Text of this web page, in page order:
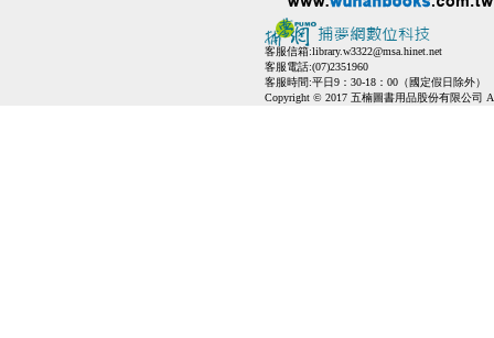
客服信箱:library.w3322@msa.hinet.net
客服電話:(07)2351960
客服時間:平日9：30-18：00（國定假日除外）
Copyright © 2017 五楠圖書用品股份有限公司